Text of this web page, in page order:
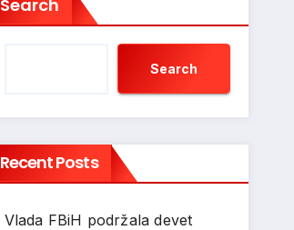
Search
Search
Recent Posts
Vlada FBiH podržala devet